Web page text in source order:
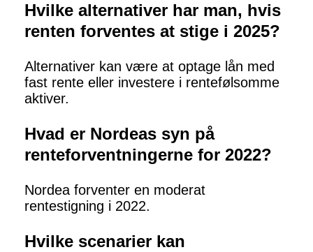
Hvilke alternativer har man, hvis
renten forventes at stige i 2025?
Alternativer kan være at optage lån med
fast rente eller investere i rentefølsomme
aktiver.
Hvad er Nordeas syn på
renteforventningerne for 2022?
Nordea forventer en moderat
rentestigning i 2022.
Hvilke scenarier kan